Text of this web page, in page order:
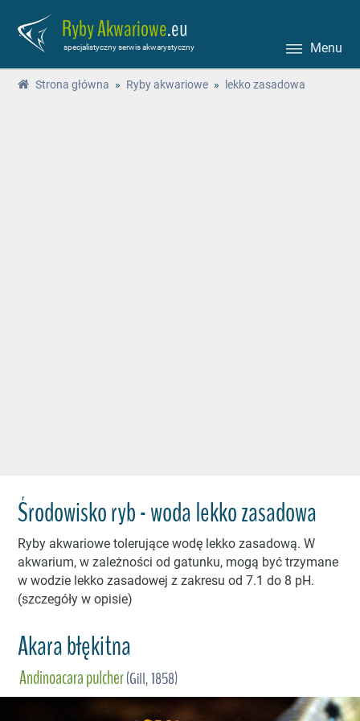
Ryby Akwariowe.eu
specjalistyczny serwis akwarystyczny Menu
Strona główna » Ryby akwariowe » lekko zasadowa
Środowisko ryb - woda lekko zasadowa
Ryby akwariowe tolerujące wodę lekko zasadową. W
akwarium, w zależności od gatunku, mogą być trzymane
w wodzie lekko zasadowej z zakresu od 7.1 do 8 pH.
(szczegóły w opisie)
Akara błękitna
Andinoacara pulcher(Gill, 1858)